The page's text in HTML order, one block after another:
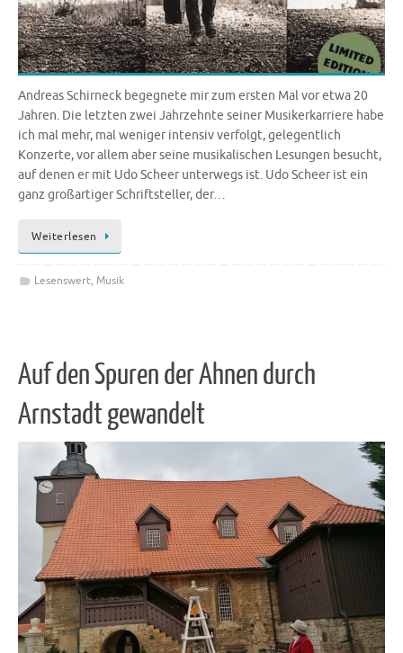
Andreas Schirneck begegnete mir zum ersten Mal vor etwa 20
Jahren. Die letzten zwei Jahrzehnte seiner Musikerkarriere habe
ich mal mehr, mal weniger intensiv verfolgt, gelegentlich
Konzerte, vor allem aber seine musikalischen Lesungen besucht,
auf denen er mit Udo Scheer unterwegs ist. Udo Scheer ist ein
ganz großartiger Schriftsteller, der…
Weiterlesen
Lesenswert, Musik
Auf den Spuren der Ahnen durch
Arnstadt gewandelt